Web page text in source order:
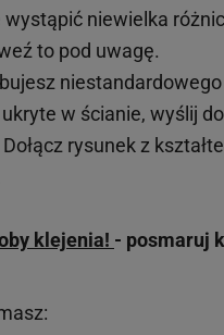
wystąpić niewielka
to pod uwagę.
niestandardowego
w ścianie, wyślij
rysunek z
klejenia! - posmaruj